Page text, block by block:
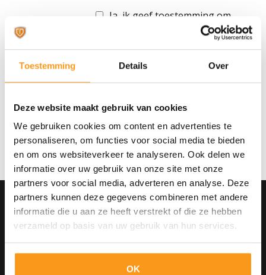
Toestemming Details Over
Deze website maakt gebruik van cookies
We gebruiken cookies om content en advertenties te
personaliseren, om functies voor social media te bieden
en om ons websiteverkeer te analyseren. Ook delen we
informatie over uw gebruik van onze site met onze
partners voor social media, adverteren en analyse. Deze
partners kunnen deze gegevens combineren met andere
informatie die u aan ze heeft verstrekt of die ze hebben
verzameld op basis van uw gebruik van hun services.
OK
Ja, ik geef toestemming om
mijn gegevens voor 12
The AdminPeople B.V. verzamelt als
deze om de sollicitatie te verwerken
en jou te koppelen aan één of
gegevens in onze database tot vier
weken na beëindiging van de
sollicitatieprocedure. Alleen als je ons
daarvoor toestemming geeft
bewaren wij je gegevens tot 12
maanden na de beëindiging van de
procedure. Je kan The AdminPeople
B.V. op elk moment verzoeken jouw
toestemming in te trekken. Meer
informatie vind je in het Privacy
Statement van The AdminPeople B.V..
Solliciteer
The AdminPeople B.V.
Hoofdkantoor Woerden